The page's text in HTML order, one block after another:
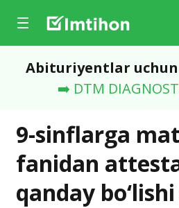
Abituriyentlar
➡️ DTM
9-sinflarga
fanidan
qanday